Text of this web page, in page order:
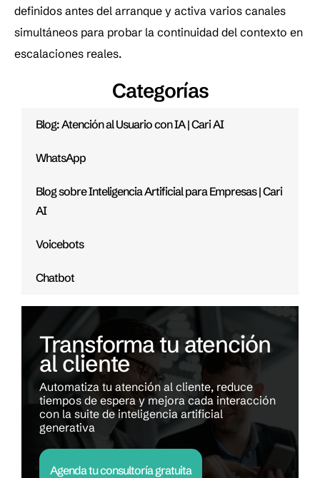
definidos antes del arranque y activa varios canales
simultáneos para probar la continuidad del contexto en
escalaciones reales.
Categorías
Blog: Atención al Usuario con IA | Cari AI
WhatsApp
Blog sobre Inteligencia Artificial para Empresas | Cari
AI
Voicebots
Chatbot
Transforma tu atención
al cliente
Automatiza tu atención al cliente, reduce
tiempos de espera y mejora cada interacción
con la suite de inteligencia artificial
generativa
Agenda tu consultoría gratuita